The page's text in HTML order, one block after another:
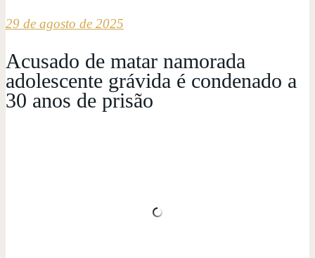
29 de agosto de 2025
Acusado de matar namorada
adolescente grávida é condenado a
30 anos de prisão